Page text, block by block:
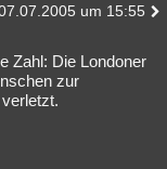
um 15:55
Zahl: Die Londoner
zur